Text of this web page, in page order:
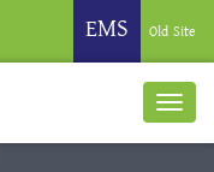
EMS Old Site